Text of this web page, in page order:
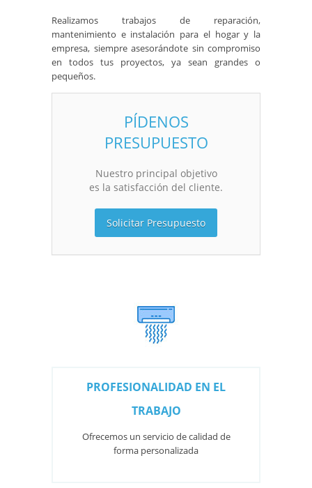
Realizamos trabajos de reparación,
mantenimiento e instalación para el hogar y la
empresa, siempre asesorándote sin compromiso
en todos tus proyectos, ya sean grandes o
pequeños.
PÍDENOS
PRESUPUESTO
Nuestro principal objetivo
es la satisfacción del cliente.
Solicitar Presupuesto
PROFESIONALIDAD EN EL
TRABAJO
Ofrecemos un servicio de calidad de
forma personalizada